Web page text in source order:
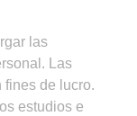
las
Las
fines de lucro.
estudios e